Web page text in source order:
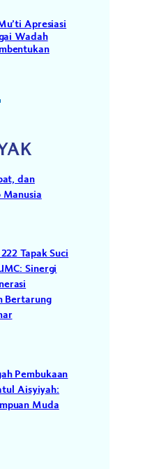
Apresiasi
Wadah
dan
Manusia
Tapak Suci
Sinergi
Bertarung
Pembukaan
Aisyiyah:
Muda